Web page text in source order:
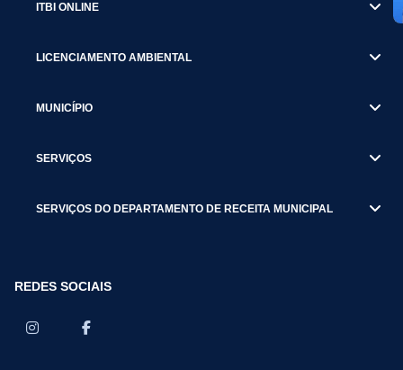
ITBI ONLINE
LICENCIAMENTO AMBIENTAL
MUNICÍPIO
SERVIÇOS
SERVIÇOS DO DEPARTAMENTO DE RECEITA MUNICIPAL
REDES SOCIAIS